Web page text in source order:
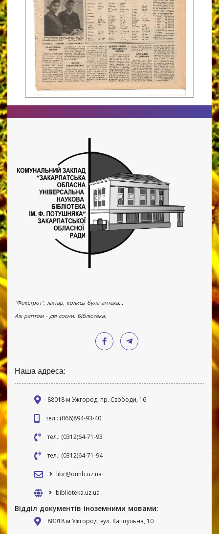
"Фокстрот", ліхтар, колись була аптека...
Аж раптом - дві сосни. Бібліотека.
Наша адреса:
88018 м Ужгород, пр. Свободи, 16
тел.: (066)894-93-40
тел.: (0312)64-71-93
тел.: (0312)64-71-94
libr@ounb.uz.ua
biblioteka.uz.ua
Відділ документів іноземними мовами:
88018 м Ужгород, вул. Капітульна, 10